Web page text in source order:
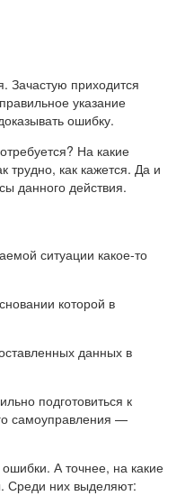
Зачастую приходится
указание
ошибку.
На какие
трудно, как кажется. Да и
данного действия.
ситуации какое-то
которой в
данных в
подготовиться к
самоуправления —
А точнее, на какие
Среди них выделяют: